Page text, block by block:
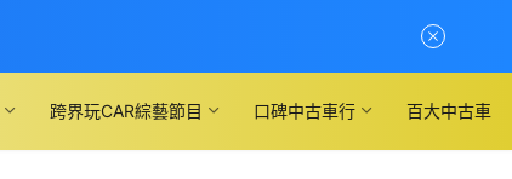
跨界玩CAR綜藝節目 口碑中古車行 百大中古車